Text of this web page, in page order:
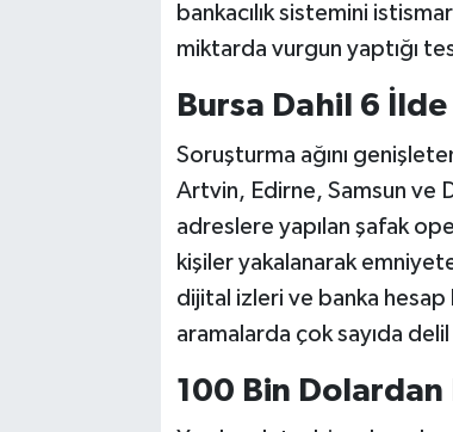
bankacılık sistemini
miktarda vurgun yaptığı
Bursa Dahil 6
Soruşturma ağını
Artvin, Edirne, Samsun ve
adreslere yapılan şafak
kişiler yakalanarak
dijital izleri ve banka hesap
aramalarda çok sayıda
100 Bin Dolardan